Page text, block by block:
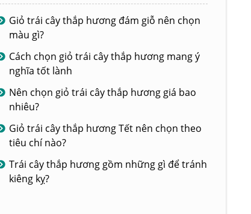
Giỏ trái cây thắp hương đám giỗ nên chọn
màu gì?
Cách chọn giỏ trái cây thắp hương mang ý
nghĩa tốt lành
Nên chọn giỏ trái cây thắp hương giá bao
nhiêu?
Giỏ trái cây thắp hương Tết nên chọn theo
tiêu chí nào?
Trái cây thắp hương gồm những gì để tránh
kiêng kỵ?